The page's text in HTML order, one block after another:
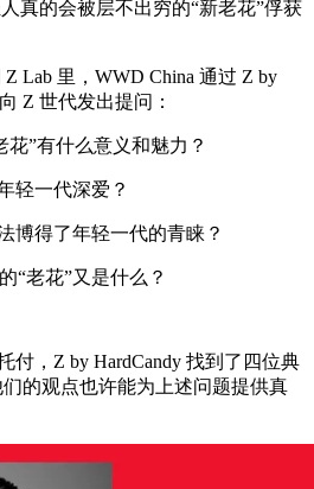
真的会被层不出穷的“新老花”俘获
里，WWD China 通过 Z by
Z 世代发出提问：
”有什么意义和魅力？
一代深爱？
得了年轻一代的青睐？
老花”又是什么？
，Z by HardCandy 找到了四位典
的观点也许能为上述问题提供真